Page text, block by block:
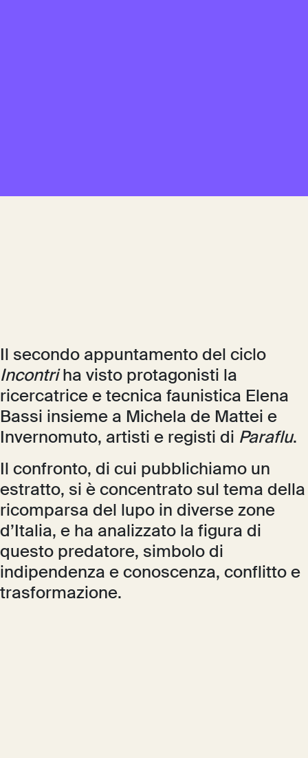
Il secondo appuntamento del ciclo
Incontri ha visto protagonisti la
ricercatrice e tecnica faunistica Elena
Bassi insieme a Michela de Mattei e
Invernomuto, artisti e registi di Paraflu.
Il confronto, di cui pubblichiamo un
estratto, si è concentrato sul tema della
ricomparsa del lupo in diverse zone
d’Italia, e ha analizzato la figura di
questo predatore, simbolo di
indipendenza e conoscenza, conflitto e
trasformazione.